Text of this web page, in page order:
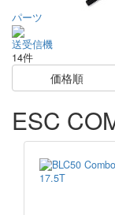
パーツ
送受信機
14件
価格順
ESC